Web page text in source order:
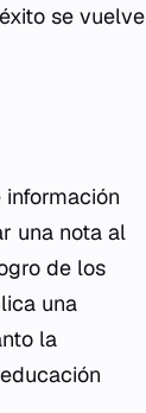
se vuelve
una nota al
de los
una
la